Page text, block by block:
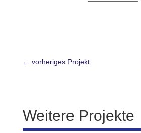
← vorheriges Projekt
Weitere Projekte